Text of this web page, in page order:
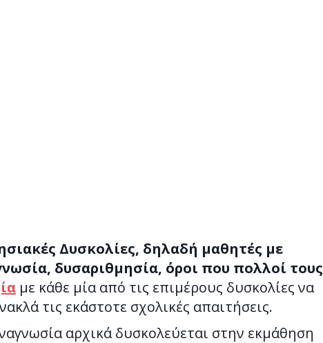
Δυσκολίες, δηλαδή μαθητές με
δυσαριθμησία, όροι που πολλοί τους
με κάθε μία από τις επιμέρους δυσκολίες να
τις εκάστοτε σχολικές απαιτήσεις.
αρχικά δυσκολεύεται στην εκμάθηση